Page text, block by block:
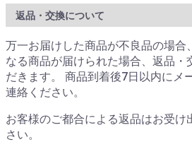
返品・交換について
万一お届けした商品が不良品の場合
なる商品が届けられた場合、返品・
だきます。 商品到着後7日以内にメ
連絡ください。
お客様のご都合による返品はお受け
さい。